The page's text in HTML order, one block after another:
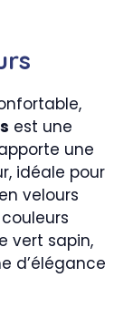
est une
une
idéale pour
velours
vert sapin,
d’élégance